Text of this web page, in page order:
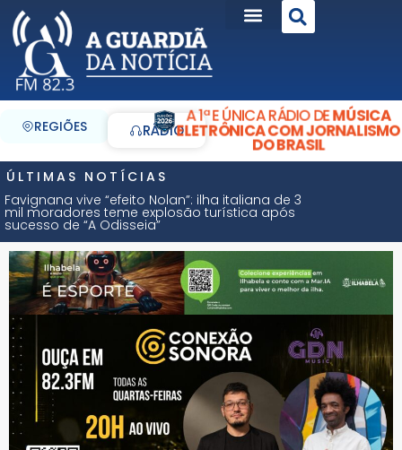
REGIÕES RÁDIO
A 1ª E ÚNICA RÁDIO DEMÚSICA
ELETRÔNICA COM JORNALISMO
DO BRASIL
ÚLTIMAS NOTÍCIAS
Favignana vive “efeito Nolan”: ilha italiana de 3
mil moradores teme explosão turística após
sucesso de “A Odisseia”